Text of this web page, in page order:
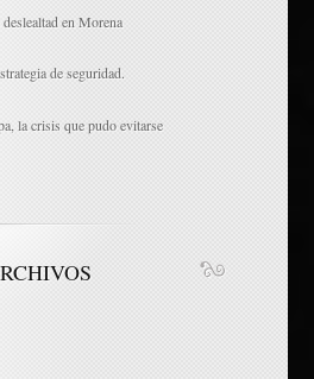
en Morena
de seguridad.
la crisis que pudo evitarse